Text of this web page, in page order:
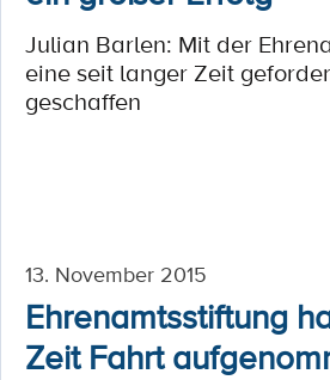
Julian Barlen: Mit der
eine seit langer Zeit
geschaffen
13. November 2015
Ehrenamtsstiftung
Zeit Fahrt